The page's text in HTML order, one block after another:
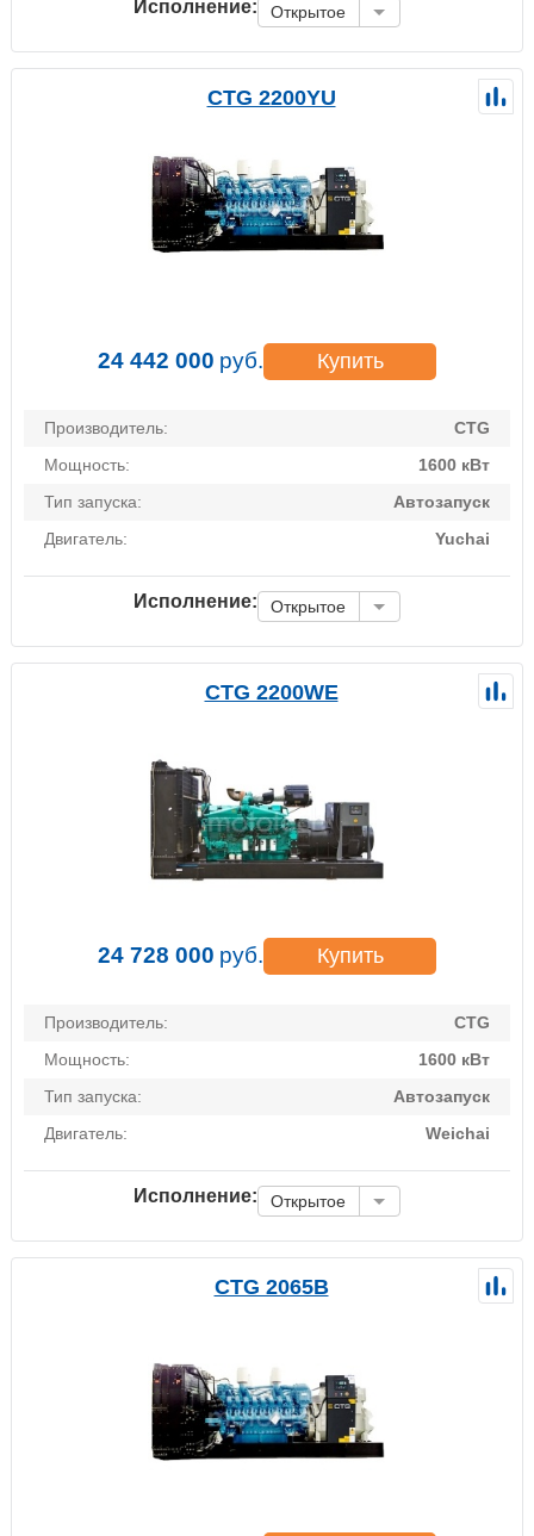
Исполнение: Открытое
CTG 2200YU
24 442 000 руб. Купить
Производитель:
CTG
Мощность:
1600 кВт
Тип запуска:
Автозапуск
Двигатель:
Yuchai
Исполнение: Открытое
CTG 2200WE
24 728 000 руб. Купить
Производитель:
CTG
Мощность:
1600 кВт
Тип запуска:
Автозапуск
Двигатель:
Weichai
Исполнение: Открытое
CTG 2065B